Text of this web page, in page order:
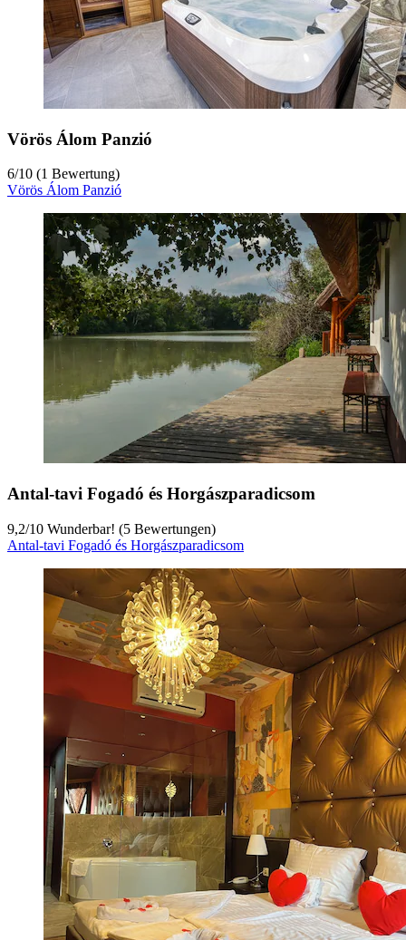
Vörös Álom Panzió
6/10 (1 Bewertung)
Vörös Álom Panzió
Antal-tavi Fogadó és Horgászparadicsom
9,2/10 Wunderbar! (5 Bewertungen)
Antal-tavi Fogadó és Horgászparadicsom